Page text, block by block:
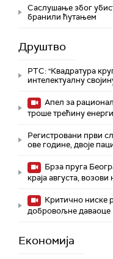
Саслушање због
бранили ћутањем
Друштво
РТС: "Квадратура
интелектуалну
Апел за
троше трећину
Регистровани први
ове године, двоје
Брза пруга
краја августа, возови
Критично ниске
добровољне даваоце
Економија